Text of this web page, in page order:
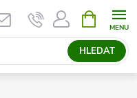
HLEDAT
NÁKUPNÍ
KOŠÍK